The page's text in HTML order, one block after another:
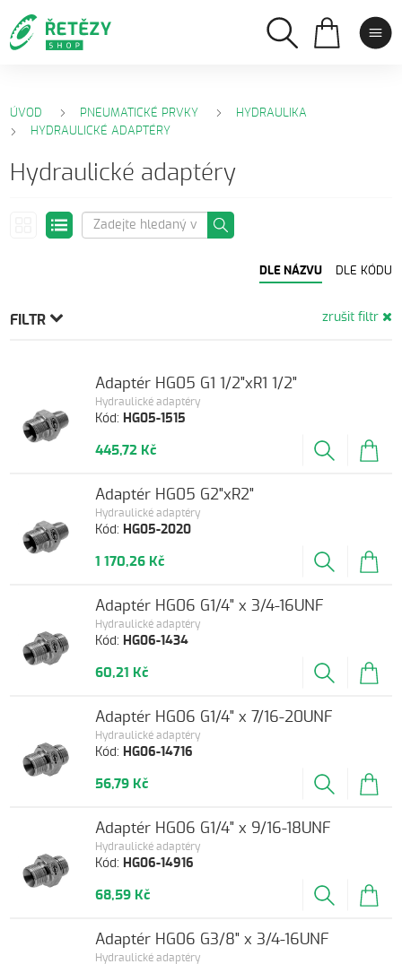
ÚVOD PNEUMATICKÉ PRVKY
HYDRAULIKA
HYDRAULICKÉ ADAPTÉRY
Hydraulické adaptéry
DLE NÁZVU DLE KÓDU
FILTR zrušit filtr
Kód: HG05-1515
Hydraulické adaptéry
Adaptér HG05 G1 1/2"xR1 1/2"
445,72 Kč
Kód: HG05-2020
Hydraulické adaptéry
Adaptér HG05 G2"xR2"
1 170,26 Kč
Kód: HG06-1434
Hydraulické adaptéry
Adaptér HG06 G1/4" x 3/4-16UNF
60,21 Kč
Kód: HG06-14716
Hydraulické adaptéry
Adaptér HG06 G1/4" x 7/16-20UNF
56,79 Kč
Kód: HG06-14916
Hydraulické adaptéry
Adaptér HG06 G1/4" x 9/16-18UNF
68,59 Kč
Hydraulické adaptéry
Adaptér HG06 G3/8" x 3/4-16UNF